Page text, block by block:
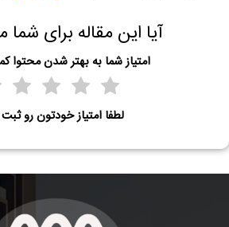
آیا این مقاله برای شما
امتياز شما به بهتر شدن محتوا
لطفا امتیاز خودتون رو ثبت